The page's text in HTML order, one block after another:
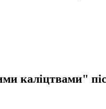
каліцтвами"